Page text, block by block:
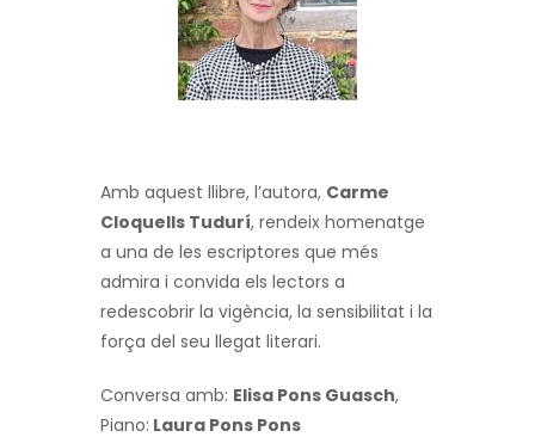
Amb aquest llibre, l’autora, Carme
Cloquells Tudurí, rendeix homenatge
a una de les escriptores que més
admira i convida els lectors a
redescobrir la vigència, la sensibilitat i la
força del seu llegat literari.
Conversa amb: Elisa Pons Guasch,
Piano: Laura Pons Pons